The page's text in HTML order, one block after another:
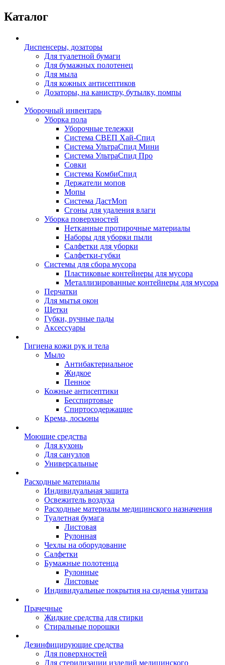
Каталог
Диспенсеры, дозаторы
Для туалетной бумаги
Для бумажных полотенец
Для мыла
Для кожных антисептиков
Дозаторы, на канистру, бутылку, помпы
Уборочный инвентарь
Уборка пола
Уборочные тележки
Система СВЕП Хай-Спид
Система УльтраСпид Мини
Система УльтраСпид Про
Совки
Система КомбиСпид
Держатели мопов
Мопы
Система ДастМоп
Сгоны для удаления влаги
Уборка поверхностей
Нетканные протирочные материалы
Наборы для уборки пыли
Салфетки для уборки
Салфетки-губки
Системы для сбора мусора
Пластиковые контейнеры для мусора
Металлизированные контейнеры для мусора
Перчатки
Для мытья окон
Щетки
Губки, ручные пады
Аксессуары
Гигиена кожи рук и тела
Мыло
Антибактериальное
Жидкое
Пенное
Кожные антисептики
Бесспиртовые
Cпиртосодержащие
Крема, лосьоны
Моющие средства
Для кухонь
Для санузлов
Универсальные
Расходные материалы
Индивидуальная защита
Освежитель воздуха
Расходные материалы медицинского назначения
Туалетная бумага
Листовая
Рулонная
Чехлы на оборудование
Салфетки
Бумажные полотенца
Рулонные
Листовые
Индивидуальные покрытия на сиденья унитаза
Прачечные
Жидкие средства для стирки
Стиральные порошки
Дезинфицирующие средства
Для поверхностей
Для стерилизации изделий медицинского